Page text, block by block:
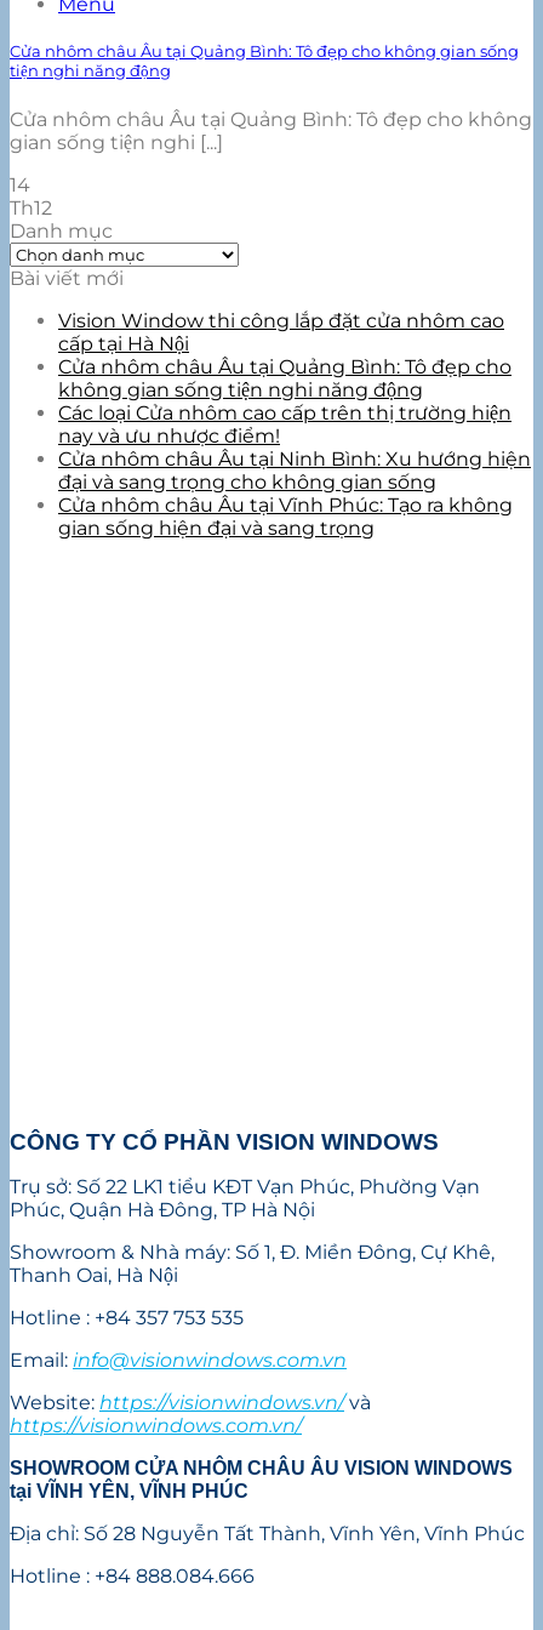
Cửa nhôm châu Âu tại Quảng Bình: Tô đẹp cho không gian sống
tiện nghi năng động
Cửa nhôm châu Âu tại Quảng Bình: Tô đẹp cho không
gian sống tiện nghi [...]
14
Th12
Danh mục
Danh
mục
Bài viết mới
Vision Window thi công lắp đặt cửa nhôm cao
cấp tại Hà Nội
Cửa nhôm châu Âu tại Quảng Bình: Tô đẹp cho
không gian sống tiện nghi năng động
Các loại Cửa nhôm cao cấp trên thị trường hiện
nay và ưu nhược điểm!
Cửa nhôm châu Âu tại Ninh Bình: Xu hướng hiện
đại và sang trọng cho không gian sống
Cửa nhôm châu Âu tại Vĩnh Phúc: Tạo ra không
gian sống hiện đại và sang trọng
CÔNG TY CỔ PHẦN VISION WINDOWS
Trụ sở: Số 22 LK1 tiểu KĐT Vạn Phúc, Phường Vạn
Phúc, Quận Hà Đông, TP Hà Nội
Showroom & Nhà máy: Số 1, Đ. Miền Đông, Cự Khê,
Thanh Oai, Hà Nội
Hotline : +84 357 753 535
Email: info@visionwindows.com.vn
Website: https://visionwindows.vn/ và
https://visionwindows.com.vn/
SHOWROOM CỬA NHÔM CHÂU ÂU VISION WINDOWS
tại VĨNH YÊN, VĨNH PHÚC
Địa chỉ: Số 28 Nguyễn Tất Thành, Vĩnh Yên, Vĩnh Phúc
Hotline : +84 888.084.666